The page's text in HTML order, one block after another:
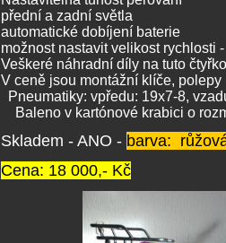
přední a zadní světla
automatické dobíjení baterie
možnost nastavit velikost rychlosti
Veškeré náhradní díly na tuto
V ceně
Pneumatiky:
Baleno v kartónové krabici o
Skladem - ANO - barva:
Cena: 18 000,- Kč